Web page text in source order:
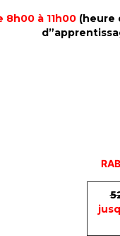
8h00 à 11h00(heure